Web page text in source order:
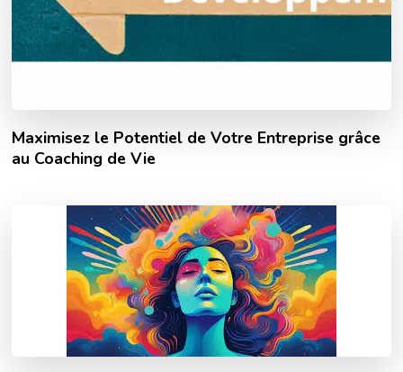
Maximisez le Potentiel de Votre Entreprise grâce
au Coaching de Vie